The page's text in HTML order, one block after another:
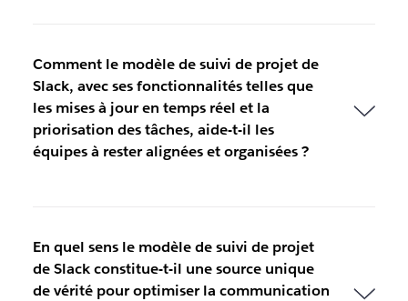
Comment le modèle de suivi de projet de
Slack, avec ses fonctionnalités telles que
les mises à jour en temps réel et la
priorisation des tâches, aide-t-il les
équipes à rester alignées et organisées ?
En quel sens le modèle de suivi de projet
de Slack constitue-t-il une source unique
de vérité pour optimiser la communication